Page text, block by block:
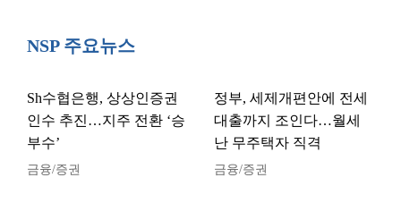
NSP 주요뉴스
Sh수협은행, 상상인증권
인수 추진…지주 전환 ‘승
부수’
금융/증권
정부, 세제개편안에 전세
대출까지 조인다…월세
난 무주택자 직격
금융/증권